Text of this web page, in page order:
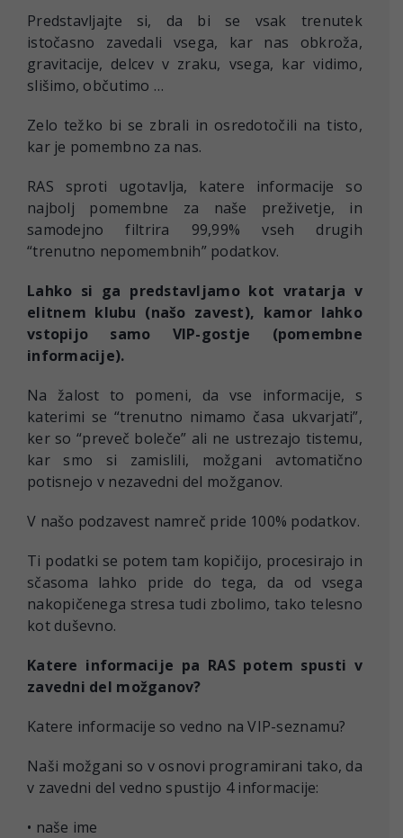
Predstavljajte si, da bi se vsak trenutek
istočasno zavedali vsega, kar nas obkroža,
gravitacije, delcev v zraku, vsega, kar vidimo,
slišimo, občutimo …
Zelo težko bi se zbrali in osredotočili na tisto,
kar je pomembno za nas.
RAS sproti ugotavlja, katere informacije so
najbolj pomembne za naše preživetje, in
samodejno filtrira 99,99% vseh drugih
“trenutno nepomembnih” podatkov.
Lahko si ga predstavljamo kot vratarja v
elitnem klubu (našo zavest), kamor lahko
vstopijo samo VIP-gostje (pomembne
informacije).
Na žalost to pomeni, da vse informacije, s
katerimi se “trenutno nimamo časa ukvarjati”,
ker so “preveč boleče” ali ne ustrezajo tistemu,
kar smo si zamislili, možgani avtomatično
potisnejo v nezavedni del možganov.
V našo podzavest namreč pride 100% podatkov.
Ti podatki se potem tam kopičijo, procesirajo in
sčasoma lahko pride do tega, da od vsega
nakopičenega stresa tudi zbolimo, tako telesno
kot duševno.
Katere informacije pa RAS potem spusti v
zavedni del možganov?
Katere informacije so vedno na VIP-seznamu?
Naši možgani so v osnovi programirani tako, da
v zavedni del vedno spustijo 4 informacije:
• naše ime